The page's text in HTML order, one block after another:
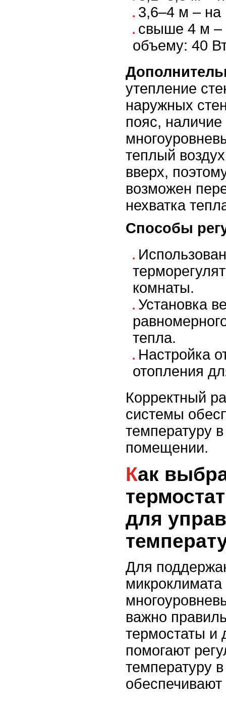
3,6–4 м – на
свыше 4 м –
объему: 40
утепление
наружных
пояс,
теплый
вверх,
возможен
нехватка
Способы
комнаты.
Установка
тепла.
Настройка
отопления
Корректный
системы
температуру
помещении.
Как выбрать
для
Для
важно
термостаты и
помогают
температуру